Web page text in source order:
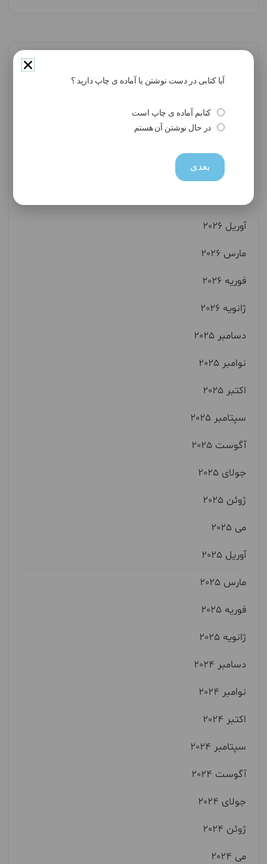
بایگانی‌ها
آگوست 2026
ژوئن 2026
آوریل 2026
مارس 2026
فوریه 2026
ژانویه 2026
دسامبر 2025
نوامبر 2025
اکتبر 2025
سپتامبر 2025
آگوست 2025
جولای 2025
ژوئن 2025
می 2025
آوریل 2025
مارس 2025
فوریه 2025
ژانویه 2025
دسامبر 2024
نوامبر 2024
اکتبر 2024
سپتامبر 2024
آگوست 2024
جولای 2024
ژوئن 2024
می 2024
آیا کتابی در دست نوشتن یا آماده ی چاپ دارید ؟
کتابم آماده ی چاپ است
در حال نوشتن آن هستم
بعدی